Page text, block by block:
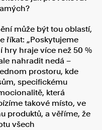
může být tou oblastí,
říkat: „Poskytujeme
hry hraje více než 50 %
nahradit nedá –
prostoru, kde
specifickému
která
takové místo, ve
produktů, a věříme, že
všech